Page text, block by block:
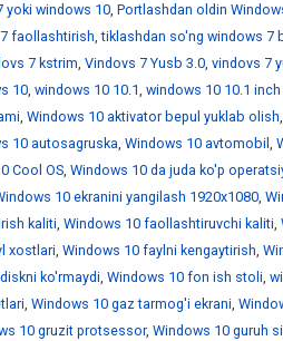
yoki windows 10, Portlashdan oldin
faollashtirish,tiklashdan so'ng windows 7
7 kstrim, Vindovs 7 Yusb 3.0, vindovs 7
10, windows 10 10.1, windows 10 10.1
, Windows 10 aktivator bepul yuklab olish,
10 autosagruska, Windows 10 avtomobil ,
Cool OS, Windows 10 da juda ko'p
10 ekranini yangilash 1920x1080,
kaliti, Windows 10 faollashtiruvchi kaliti,
xostlari, Windows 10 faylni kengaytirish,
ko'rmaydi, Windows 10 fon ish stoli,
, Windows 10 gaz tarmog'i ekrani,
10 gruzit protsessor, Windows 10 guruh